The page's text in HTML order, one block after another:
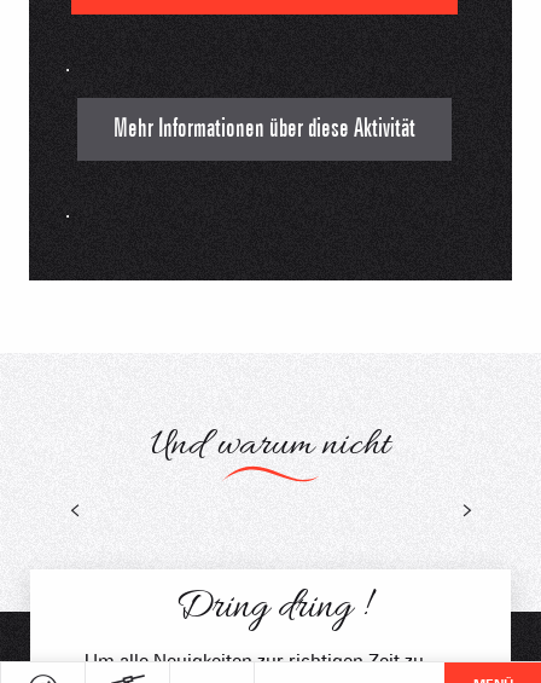
.
Mehr Informationen über diese Aktivität
.
Und warum nicht
Dring dring !
Um alle Neuigkeiten zur richtigen Zeit zu